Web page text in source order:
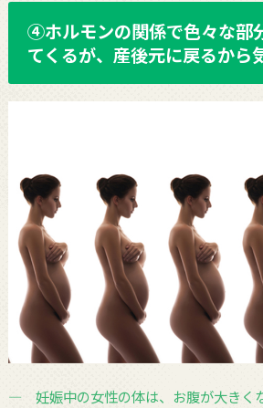
④ホルモンの関係で色々な部
てくるが、産後元に戻るから
― 妊娠中の女性の体は、お腹が大きく